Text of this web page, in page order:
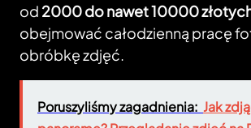
od 2000 do nawet 10000
obejmować całodzienną pracę
obróbkę zdjęć.
Poruszyliśmy zagadnienia: Jak